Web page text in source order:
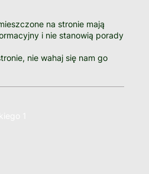
na stronie mają
i nie stanowią porady
nie wahaj się nam go